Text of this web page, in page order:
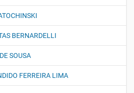
BERNARDELLI
SOUSA
FERREIRA LIMA